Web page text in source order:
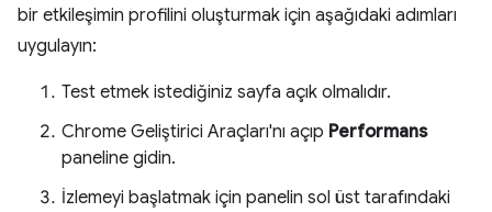
bir etkileşimin profilini oluşturmak için aşağıdaki adımları
uygulayın:
Test etmek istediğiniz sayfa açık olmalıdır.
Chrome Geliştirici Araçları'nı açıp Performans
paneline gidin.
İzlemeyi başlatmak için panelin sol üst tarafındaki